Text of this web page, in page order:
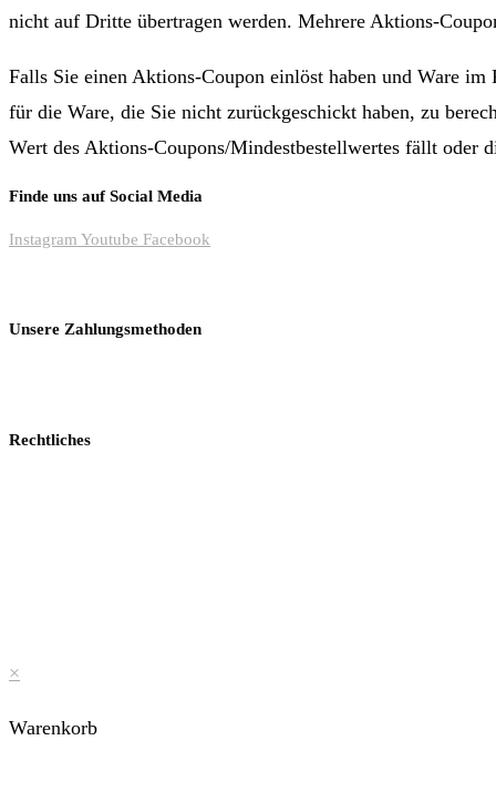
nicht auf Dritte übertragen werden. Mehrere Aktions-
Falls Sie einen Aktions-Coupon einlöst haben und Ware
für die Ware, die Sie nicht zurückgeschickt haben, zu
Wert des Aktions-Coupons/Mindestbestellwertes fällt oder
Finde uns auf Social Media
Instagram Youtube Facebook
Unsere Zahlungsmethoden
Rechtliches
×
Warenkorb